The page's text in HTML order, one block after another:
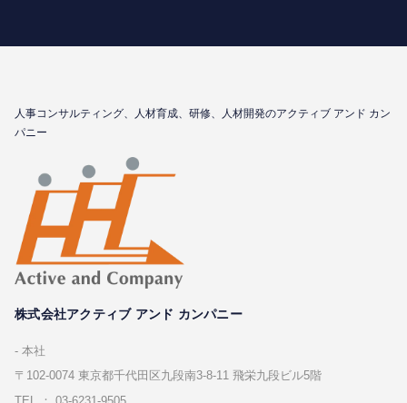
⼈事コンサルティング、⼈材育成、研修、⼈材開発のアクティブ アンド カン
パニー
株式会社アクティブ アンド カンパニー
本社
〒102-0074 東京都千代⽥区九段南3-8-11 飛栄九段ビル5階